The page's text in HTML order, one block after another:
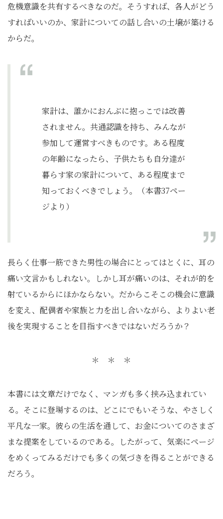
危機意識を共有するべきなのだ。そうすれば、各人がどう
すればいいのか、家計についての話し合いの土壌が築ける
からだ。
家計は、誰かにおんぶに抱っこでは改善
されません。共通認識を持ち、みんなが
参加して運営すべきものです。ある程度
の年齢になったら、子供たちも自分達が
暮らす家の家計について、ある程度まで
知っておくべきでしょう。（本書37ペー
ジより）
長らく仕事一筋できた男性の場合にとってはとくに、耳の
痛い文言かもしれない。しかし耳が痛いのは、それが的を
射ているからにほかならない。だからこそこの機会に意識
を変え、配偶者や家族と力を出し合いながら、よりよい老
後を実現することを目指すべきではないだろうか？
＊ ＊ ＊
本書には文章だけでなく、マンガも多く挟み込まれてい
る。そこに登場するのは、どこにでもいそうな、やさしく
平凡な一家。彼らの生活を通して、お金についてのさまざ
まな提案をしているのである。したがって、気楽にページ
をめくってみるだけでも多くの気づきを得ることができる
だろう。